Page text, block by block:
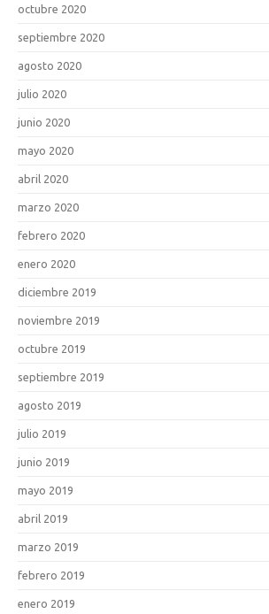
octubre 2020
septiembre 2020
agosto 2020
julio 2020
junio 2020
mayo 2020
abril 2020
marzo 2020
febrero 2020
enero 2020
diciembre 2019
noviembre 2019
octubre 2019
septiembre 2019
agosto 2019
julio 2019
junio 2019
mayo 2019
abril 2019
marzo 2019
febrero 2019
enero 2019